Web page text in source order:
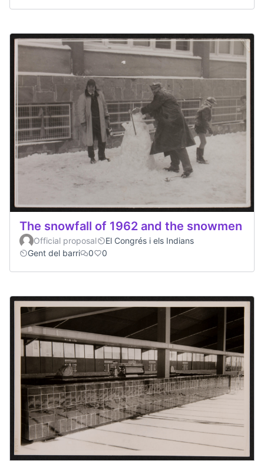
The snowfall of 1962 and the snowmen
Official proposal
El Congrés i els Indians
Gent del barri
0 0